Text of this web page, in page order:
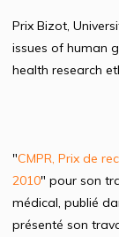
Prix Bizot,
issues of human
health research
"CMPR, Prix de
2010" pour son
médical, publié
présenté son